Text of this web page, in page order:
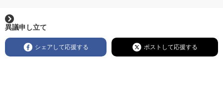
異議申し立て
シェアして応援する ポストして応援する